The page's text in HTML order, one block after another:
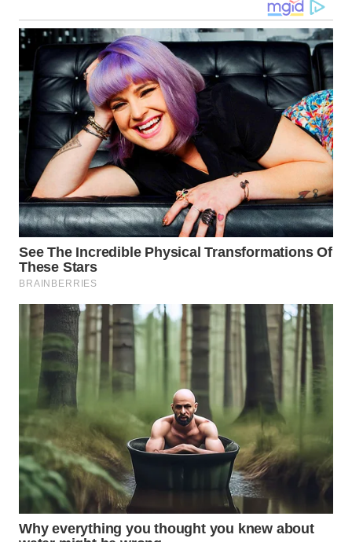
WN
NIAS
WN
LANGKAT
WN
TAPANULI
SELATAN
WN
TANJUNG
LESUNG
WN
KARO
WN
LABUHANBATU
WN
TAPANULI
TENGAH